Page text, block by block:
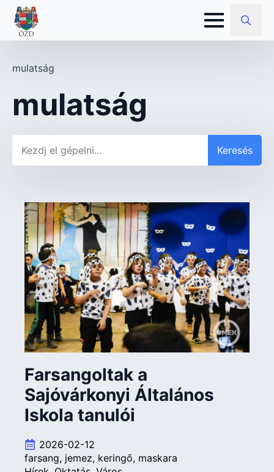
Search
mulatság
mulatság
Keresés
Farsangoltak a
Sajóvárkonyi Általános
Iskola tanulói
2026-02-12
farsang jemez keringő maskara